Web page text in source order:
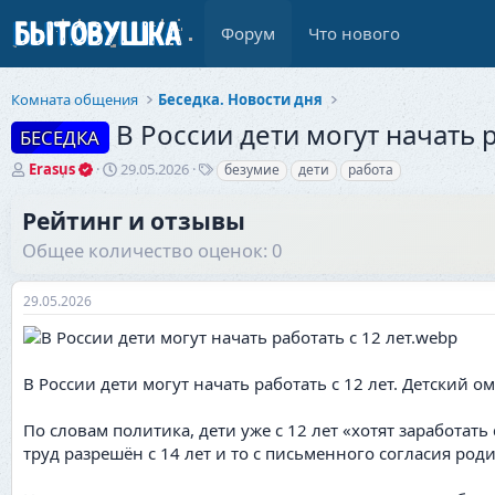
Форум Что нового
Комната общения Беседка. Новости дня
БЕСЕДКА В России дети могут начать
А
о
р
е
м
ы
Erasus
Д
н
ч
а
29.05.2026
Т
и
безумие дети работа
Рейтинг и отзывы
Общее количество оценок: 0
29.05.2026
В России дети могут начать работать с 12 лет. Детский
По словам политика, дети уже с 12 лет «хотят
труд разрешён с 14 лет и то с письменного согласия